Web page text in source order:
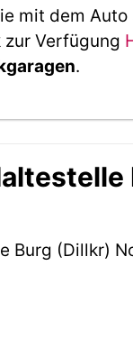
mit dem Auto
Verfügung
.
Burg (Dillkr)